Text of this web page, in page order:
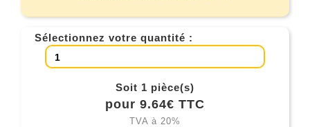
Sélectionnez votre quantité :
Soit 1 pièce(s)
pour 9.64€ TTC
TVA à 20%